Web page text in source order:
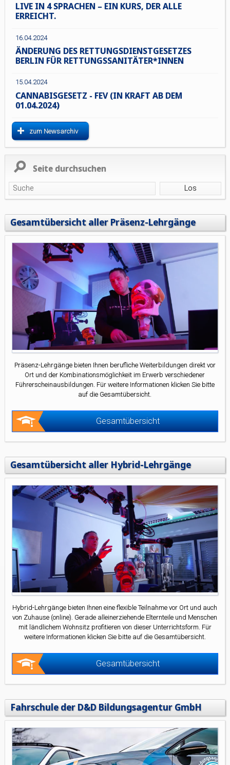
LIVE IN 4 SPRACHEN – EIN KURS, DER ALLE
ERREICHT.
16.04.2024
ÄNDERUNG DES RETTUNGSDIENSTGESETZES
BERLIN FÜR RETTUNGSSANITÄTER*INNEN
15.04.2024
CANNABISGESETZ - FEV (IN KRAFT AB DEM
01.04.2024)
zum Newsarchiv
Seite durchsuchen
Gesamtübersicht aller Präsenz-Lehrgänge
Präsenz-Lehrgänge bieten Ihnen berufliche Weiterbildungen direkt vor
Ort und der Kombinationsmöglichkeit im Erwerb verschiedener
Führerscheinausbildungen. Für weitere Informationen klicken Sie bitte
auf die Gesamtübersicht.
Gesamtübersicht
Gesamtübersicht aller Hybrid-Lehrgänge
Hybrid-Lehrgänge bieten Ihnen eine flexible Teilnahme vor Ort und auch
von Zuhause (online). Gerade alleinerziehende Elternteile und Menschen
mit ländlichem Wohnsitz profitieren von dieser Unterrichtsform. Für
weitere Informationen klicken Sie bitte auf die Gesamtübersicht.
Gesamtübersicht
Fahrschule der D&D Bildungsagentur GmbH